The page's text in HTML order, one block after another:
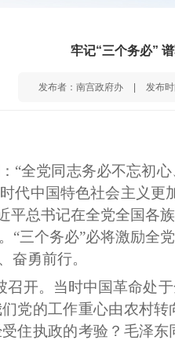
牢记“三个务必”
发布者：南宫政府办 发布
“全党同志务必不忘初
代中国特色社会主义
平总书记在全党全国
“三个务必”必将激励全
奋勇前行。
召开。当时中国革命处
党的工作重心由农村
住执政的考验？毛泽